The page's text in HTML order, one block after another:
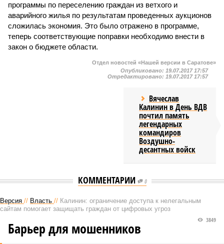
программы по переселению граждан из ветхого и
аварийного жилья по результатам проведенных аукционов
сложилась экономия. Это было отражено в программе,
теперь соответствующие поправки необходимо внести в
закон о бюджете области.
Отдел новостей «Нашей версии в Саратове»
Опубликовано: 19.07.2017 17:57
Отредактировано: 19.07.2017 17:57
Вячеслав
Калинин в День ВДВ
почтил память
легендарных
командиров
Воздушно-
десантных войск
КОММЕНТАРИИ 0
Версия // Власть // Калинин: ограничение доступа к нелегальным
сайтам помогает защищать граждан от цифровых угроз
3849
Барьер для мошенников